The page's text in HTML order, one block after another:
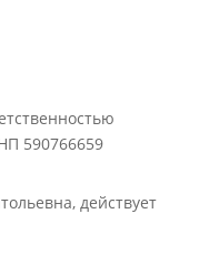
590766659
действует